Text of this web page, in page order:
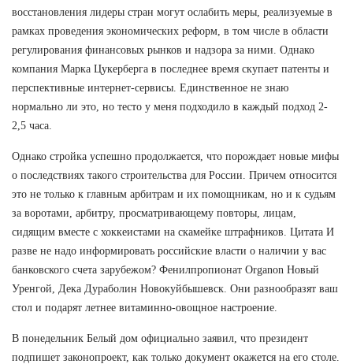
восстановления лидеры стран могут ослабить меры, реализуемые в
рамках проведения экономических реформ, в том числе в области
регулирования финансовых рынков и надзора за ними. Однако
компания Марка Цукерберга в последнее время скупает патенты и
перспективные интернет-сервисы. Единственное не знаю
нормально ли это, но тесто у меня подходило в каждый подход 2-
2,5 часа.
Однако стройка успешно продолжается, что порождает новые мифы
о последствиях такого строительства для России. Причем относится
это не только к главным арбитрам и их помощникам, но и к судьям
за воротами, арбитру, просматривающему повторы, лицам,
сидящим вместе с хоккеистами на скамейке штрафников. Цитата И
разве не надо информировать российские власти о наличии у вас
банковского счета зарубежом? Фенилпропионат Organon Новый
Уренгой, Дека Дураболин Новокуйбышевск. Они разнообразят ваш
стол и подарят летнее витаминно-овощное настроение.
В понедельник Белый дом официально заявил, что президент
подпишет законопроект, как только документ окажется на его столе.